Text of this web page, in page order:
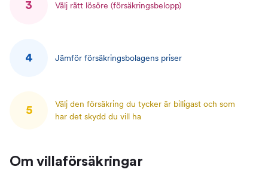
3 Välj rätt lösöre (försäkringsbelopp)
4 Jämför försäkringsbolagens priser
5
Välj den försäkring du tycker är billigast och som
har det skydd du vill ha
Om villaförsäkringar